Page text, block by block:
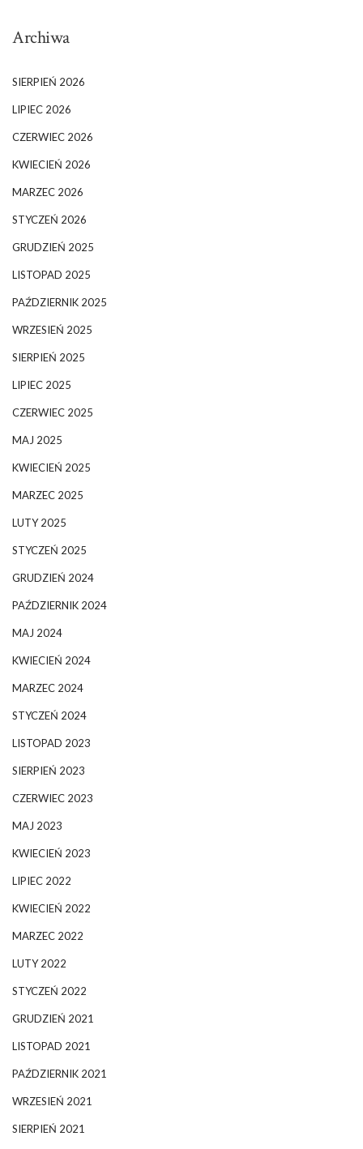
Archiwa
SIERPIEŃ 2026
LIPIEC 2026
CZERWIEC 2026
KWIECIEŃ 2026
MARZEC 2026
STYCZEŃ 2026
GRUDZIEŃ 2025
LISTOPAD 2025
PAŹDZIERNIK 2025
WRZESIEŃ 2025
SIERPIEŃ 2025
LIPIEC 2025
CZERWIEC 2025
MAJ 2025
KWIECIEŃ 2025
MARZEC 2025
LUTY 2025
STYCZEŃ 2025
GRUDZIEŃ 2024
PAŹDZIERNIK 2024
MAJ 2024
KWIECIEŃ 2024
MARZEC 2024
STYCZEŃ 2024
LISTOPAD 2023
SIERPIEŃ 2023
CZERWIEC 2023
MAJ 2023
KWIECIEŃ 2023
LIPIEC 2022
KWIECIEŃ 2022
MARZEC 2022
LUTY 2022
STYCZEŃ 2022
GRUDZIEŃ 2021
LISTOPAD 2021
PAŹDZIERNIK 2021
WRZESIEŃ 2021
SIERPIEŃ 2021